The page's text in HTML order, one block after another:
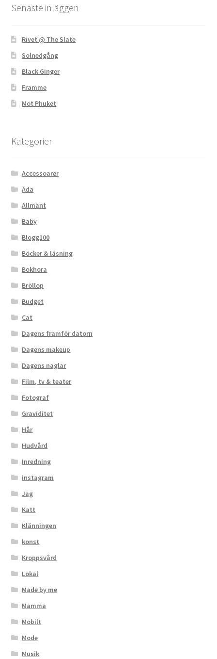
Senaste inläggen
Rivet @ The Slate
Solnedgång
Black Ginger
Framme
Mot Phuket
Kategorier
Accessoarer
Ada
Allmänt
Baby
Blogg100
Böcker & läsning
Bokhora
Bröllop
Budget
Cat
Dagens framför datorn
Dagens makeup
Dagens naglar
Film, tv & teater
Fotograf
Graviditet
Hår
Hudvård
Inredning
instagram
Jag
Katt
Klänningen
konst
Kroppsvård
Lokal
Made by me
Mamma
Mobilt
Mode
Musik